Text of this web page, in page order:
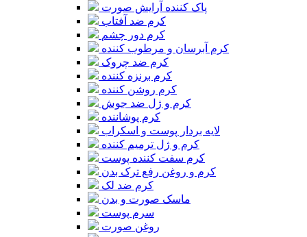
پاک کننده آرایش صورت
کرم ضد آفتاب
کرم دور چشم
کرم آبرسان و مرطوب کننده
کرم ضد چروک
کرم برنزه کننده
کرم روشن کننده
کرم و ژل ضد جوش
کرم پوشاننده
لایه بردار پوست و اسکراب
کرم و ژل ترمیم کننده
کرم سفت کننده پوست
کرم و روغن رفع ترک بدن
کرم ضد لک
ماسک صورت و بدن
سرم پوست
روغن صورت